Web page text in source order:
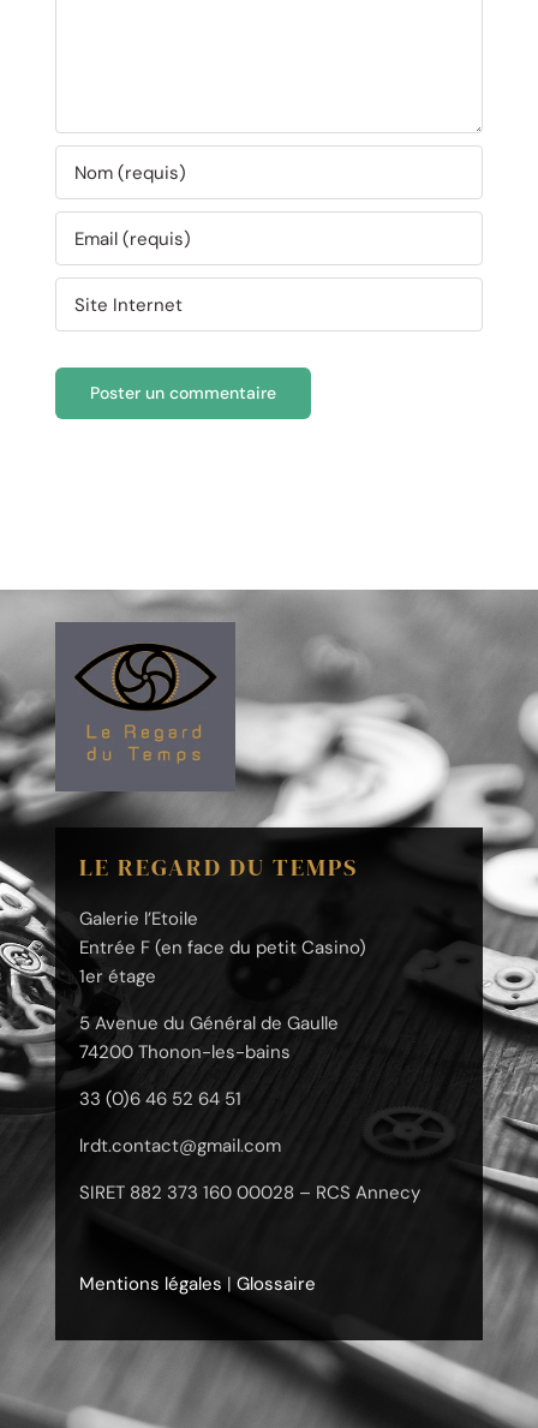
LE REGARD DU TEMPS
Galerie l’Etoile
Entrée F (en face du petit Casino)
1er étage
5 Avenue du Général de Gaulle
74200 Thonon-les-bains
33 (0)6 46 52 64 51
lrdt.contact@gmail.com
SIRET 882 373 160 00028 – RCS Annecy
Mentions légales | Glossaire